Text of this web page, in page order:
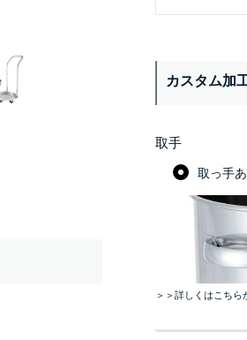
カスタム加
取手
取っ手
＞＞詳しくはこちら